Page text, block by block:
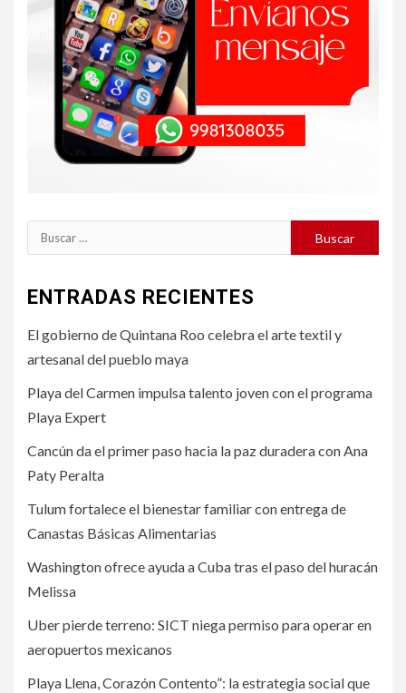
Buscar:
ENTRADAS RECIENTES
El gobierno de Quintana Roo celebra el arte textil y
artesanal del pueblo maya
Playa del Carmen impulsa talento joven con el programa
Playa Expert
Cancún da el primer paso hacia la paz duradera con Ana
Paty Peralta
Tulum fortalece el bienestar familiar con entrega de
Canastas Básicas Alimentarias
Washington ofrece ayuda a Cuba tras el paso del huracán
Melissa
Uber pierde terreno: SICT niega permiso para operar en
aeropuertos mexicanos
Playa Llena, Corazón Contento”: la estrategia social que